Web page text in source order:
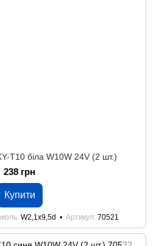
Т10 біла W10W 24V (2 шт.)
238 грн
Купити
W2,1x9,5d Артикул 70521